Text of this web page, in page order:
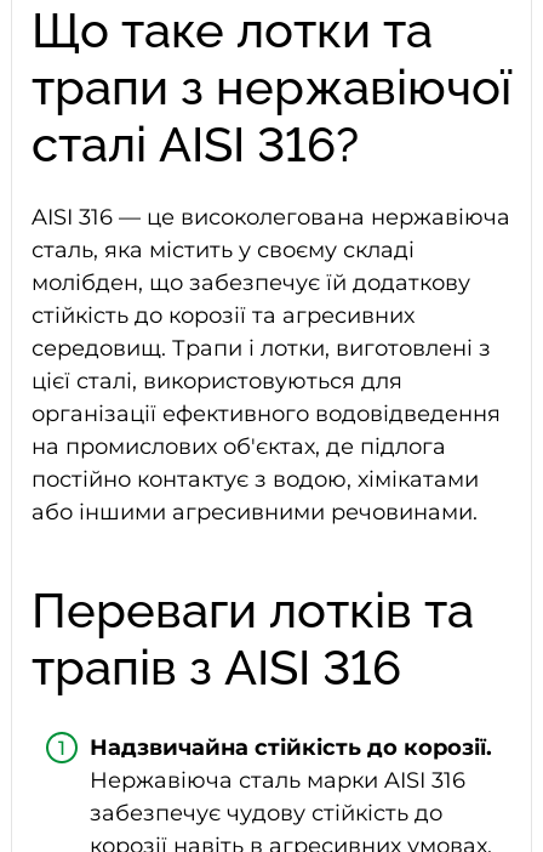
Що таке лотки та
трапи з нержавіючої
сталі AISI 316?
AISI 316 — це високолегована нержавіюча
сталь, яка містить у своєму складі
молібден, що забезпечує їй додаткову
стійкість до корозії та агресивних
середовищ. Трапи і лотки, виготовлені з
цієї сталі, використовуються для
організації ефективного водовідведення
на промислових об'єктах, де підлога
постійно контактує з водою, хімікатами
або іншими агресивними речовинами.
Переваги лотків та
трапів з AISI 316
Надзвичайна стійкість до корозії.
Нержавіюча сталь марки AISI 316
забезпечує чудову стійкість до
корозії навіть в агресивних умовах,